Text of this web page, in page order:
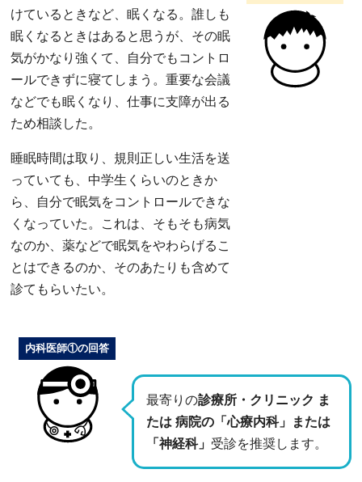
けているときなど、眠くなる。誰しも
眠くなるときはあると思うが、その眠
気がかなり強くて、自分でもコントロ
ールできずに寝てしまう。重要な会議
などでも眠くなり、仕事に支障が出る
ため相談した。
睡眠時間は取り、規則正しい生活を送
っていても、中学生くらいのときか
ら、自分で眠気をコントロールできな
くなっていた。これは、そもそも病気
なのか、薬などで眠気をやわらげるこ
とはできるのか、そのあたりも含めて
診てもらいたい。
最寄りの診療所・クリニック ま
たは 病院の「心療内科」または
「神経科」 受診を推奨します。
内科医師①の回答